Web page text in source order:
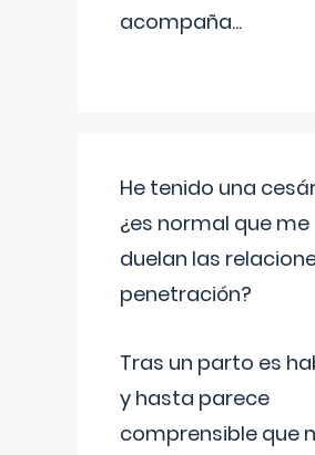
acompaña...
He tenido una
¿es normal que me
duelan las
penetración?
Tras un parto es
y hasta parece
comprensible que